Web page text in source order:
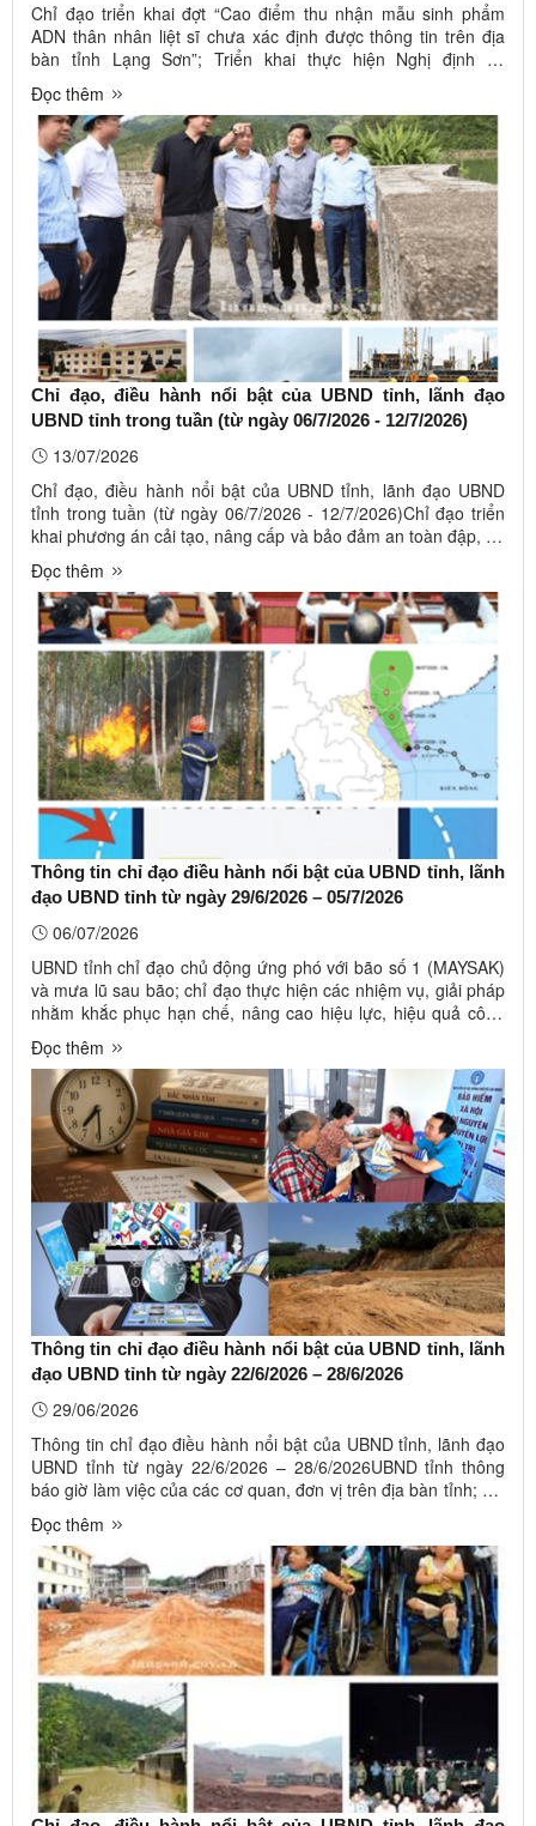
Chỉ đạo triển khai đợt “Cao điểm thu nhận mẫu sinh phẩm
ADN thân nhân liệt sĩ chưa xác định được thông tin trên địa
bàn tỉnh Lạng Sơn”; Triển khai thực hiện Nghị định số
164/2026/NĐ-CP về kiểm soát tài sản, thu nhập của người có
chức vụ, quyền hạn trong cơ quan, tổ chức, đơn vị; tăng
cường công tác ...
Đọc thêm
Chỉ đạo, điều hành nổi bật của UBND tỉnh, lãnh đạo
UBND tỉnh trong tuần (từ ngày 06/7/2026 - 12/7/2026)
13/07/2026
Chỉ đạo, điều hành nổi bật của UBND tỉnh, lãnh đạo UBND
tỉnh trong tuần (từ ngày 06/7/2026 - 12/7/2026)Chỉ đạo triển
khai phương án cải tạo, nâng cấp và bảo đảm an toàn đập, hồ
chứa nước; Chỉ đạo thực hiện các nội dung thuộc trách nhiệm
của địa phương về tăng cường công tác quản lý giá cước vận
tải ...
Đọc thêm
Thông tin chỉ đạo điều hành nổi bật của UBND tỉnh, lãnh
đạo UBND tỉnh từ ngày 29/6/2026 – 05/7/2026
06/07/2026
UBND tỉnh chỉ đạo chủ động ứng phó với bão số 1 (MAYSAK)
và mưa lũ sau bão; chỉ đạo thực hiện các nhiệm vụ, giải pháp
nhằm khắc phục hạn chế, nâng cao hiệu lực, hiệu quả công
tác quản lý nhà nước về bảo vệ môi trường; chỉ đạo tăng
cường công tác quản lý thuế đối với hộ, cá nhân kinh doanh
sau khi ...
Đọc thêm
Thông tin chỉ đạo điều hành nổi bật của UBND tỉnh, lãnh
đạo UBND tỉnh từ ngày 22/6/2026 – 28/6/2026
29/06/2026
Thông tin chỉ đạo điều hành nổi bật của UBND tỉnh, lãnh đạo
UBND tỉnh từ ngày 22/6/2026 – 28/6/2026UBND tỉnh thông
báo giờ làm việc của các cơ quan, đơn vị trên địa bàn tỉnh; chỉ
đạo triển khai thực hiện Nghị quyết số 170/2024/QH15 và
Nghị quyết số 29/2026/QH16 của Quốc hội về chính sách đặc
thù ...
Đọc thêm